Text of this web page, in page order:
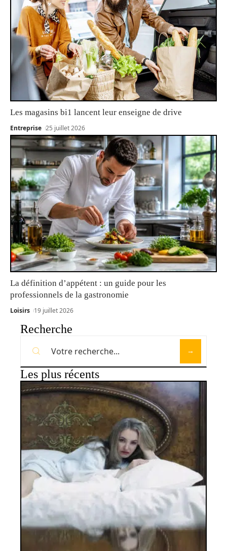
Les magasins bi1 lancent leur enseigne de drive
Entreprise 25 juillet 2026
La définition d’appétent : un guide pour les
professionnels de la gastronomie
Loisirs 19 juillet 2026
Recherche
Les plus récents